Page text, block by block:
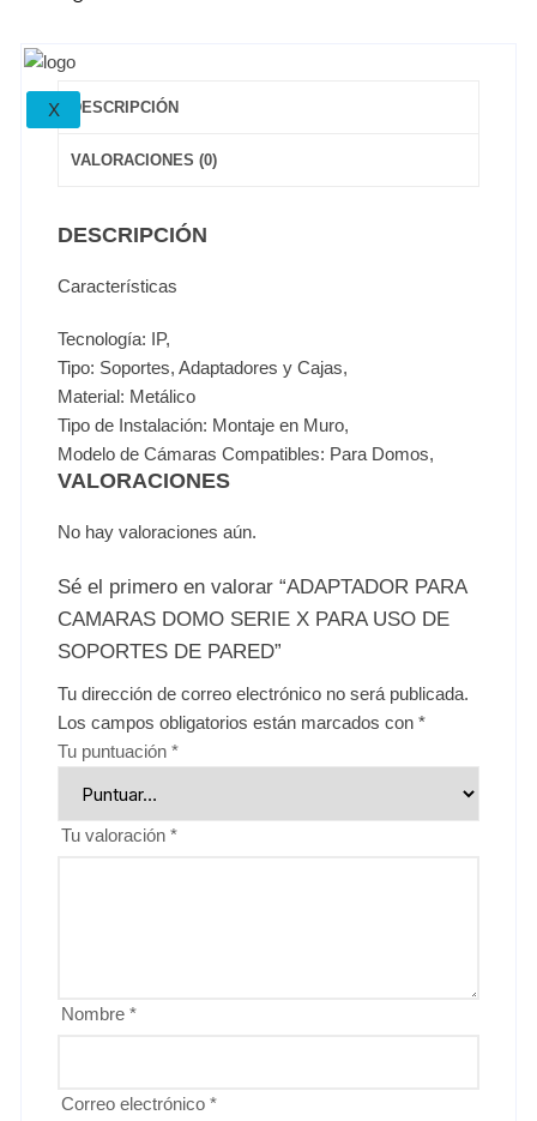
X DESCRIPCIÓN
VALORACIONES (0)
DESCRIPCIÓN
Características
Tecnología: IP,
Tipo: Soportes, Adaptadores y Cajas,
Material: Metálico
Tipo de Instalación: Montaje en Muro,
Modelo de Cámaras Compatibles: Para Domos,
VALORACIONES
No hay valoraciones aún.
Sé el primero en valorar “ADAPTADOR PARA
CAMARAS DOMO SERIE X PARA USO DE
SOPORTES DE PARED”
Tu dirección de correo electrónico no será publicada.
Los campos obligatorios están marcados con*
Tu puntuación*
Tu valoración*
Nombre*
Correo electrónico*